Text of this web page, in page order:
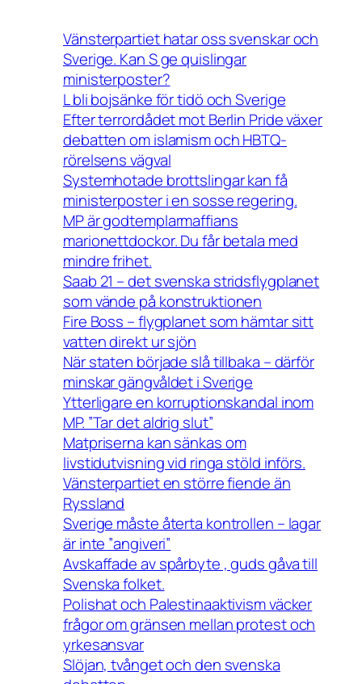
Vänsterpartiet hatar oss svenskar och
Sverige. Kan S ge quislingar
ministerposter?
L bli bojsänke för tidö och Sverige
Efter terrordådet mot Berlin Pride växer
debatten om islamism och HBTQ-
rörelsens vägval
Systemhotade brottslingar kan få
ministerposter i en sosse regering.
MP är godtemplarmaffians
marionettdockor. Du får betala med
mindre frihet.
Saab 21 – det svenska stridsflygplanet
som vände på konstruktionen
Fire Boss – flygplanet som hämtar sitt
vatten direkt ur sjön
När staten började slå tillbaka – därför
minskar gängvåldet i Sverige
Ytterligare en korruptionskandal inom
MP. ”Tar det aldrig slut”
Matpriserna kan sänkas om
livstidutvisning vid ringa stöld införs.
Vänsterpartiet en större fiende än
Ryssland
Sverige måste återta kontrollen – lagar
är inte ”angiveri”
Avskaffade av spårbyte , guds gåva till
Svenska folket.
Polishat och Palestinaaktivism väcker
frågor om gränsen mellan protest och
yrkesansvar
Slöjan, tvånget och den svenska